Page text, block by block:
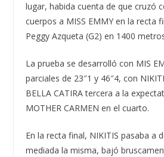
lugar, habida cuenta de que cruzó
cuerpos a MISS EMMY en la recta
Peggy Azqueta (G2) en 1400
La prueba se desarrolló con MIS
parciales de 23″1 y 46″4, con
BELLA CATIRA tercera a la
MOTHER CARMEN en el cuarto.
En la recta final, NIKITIS pasaba a
mediada la misma, bajó